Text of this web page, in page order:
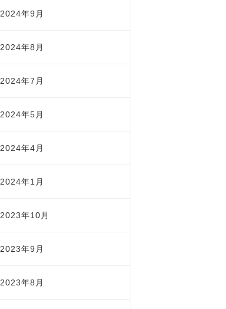
2024年9月
2024年8月
2024年7月
2024年5月
2024年4月
2024年1月
2023年10月
2023年9月
2023年8月